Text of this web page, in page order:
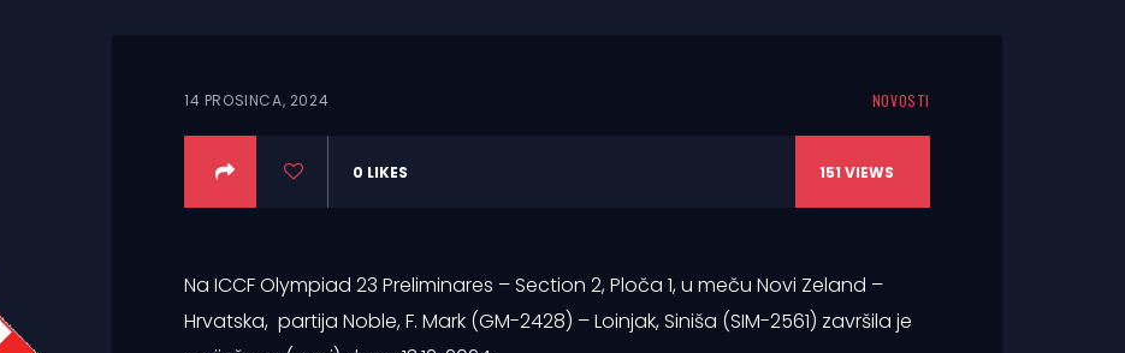
14 PROSINCA, 2024 NOVOSTI
0 LIKES 151 VIEWS
Na ICCF Olympiad 23 Preliminares – Section 2, Ploča 1, u meču Novi Zeland –
Hrvatska, partija Noble, F. Mark (GM-2428) – Loinjak, Siniša (SIM-2561) završila je